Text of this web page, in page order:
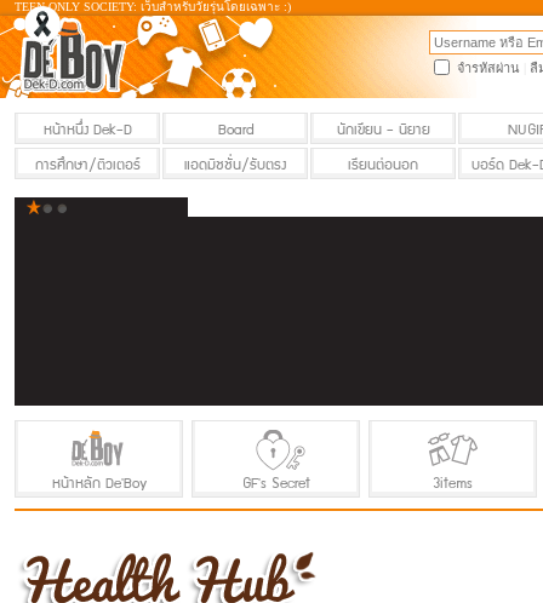
TEEN ONLY SOCIETY: เว็บสำหรับวัยรุ่นโดยเฉพาะ :)
จำรหัสผ่าน ลื
หน้าหนึ่ง Dek-D Board นักเขียน - นิยาย
การศึกษา/ติวเตอร์
แอดมิชชั่น/รับตรง เรียนต่อนอก บอร์ด
หน้าหลัก De'Boy GF's Secret 3items